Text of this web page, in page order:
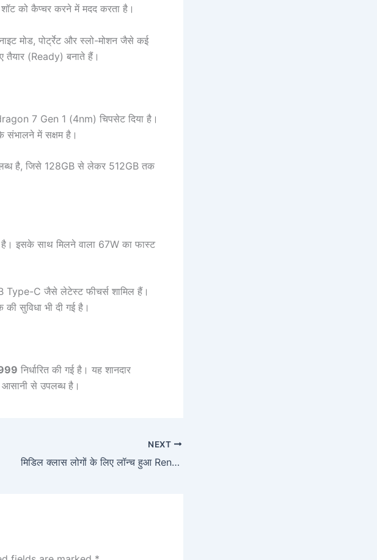
को कैप्चर करने में मदद करता है।
मोड, पोर्ट्रेट और स्लो-मोशन जैसे कई
तैयार (Ready) बनाते हैं।
7 Gen 1 (4nm) चिपसेट दिया है।
संभालने में सक्षम है।
है, जिसे 128GB से लेकर 512GB तक
है। इसके साथ मिलने वाला 67W का फास्ट
C जैसे लेटेस्ट फीचर्स शामिल हैं।
सुविधा भी दी गई है।
निर्धारित की गई है। यह शानदार
आसानी से उपलब्ध है।
NEXT
मिडिल क्लास लोगों के लिए लॉन्च हुआ Renault का लक्जरी कार, 29 km/l की माइलेज के साथ मिलेगा लुक भी जबरदस्त